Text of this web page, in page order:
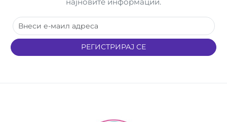
РЕГИСТРИРАЈ СЕ